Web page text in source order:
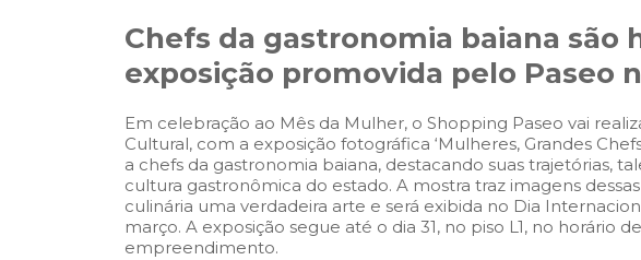
Chefs da gastronomia baiana são
exposição promovida pelo Paseo
Em celebração ao Mês da Mulher, o Shopping Paseo vai
Cultural, com a exposição fotográfica ‘Mulheres, Grandes
a chefs da gastronomia baiana, destacando suas trajetórias,
cultura gastronômica do estado. A mostra traz imagens
culinária uma verdadeira arte e será exibida no Dia
março. A exposição segue até o dia 31, no piso L1, no horário
empreendimento.